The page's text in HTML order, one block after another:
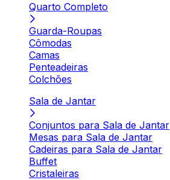
Quarto Completo
Guarda-Roupas
Cômodas
Camas
Penteadeiras
Colchões
Sala de Jantar
Conjuntos para Sala de Jantar
Mesas para Sala de Jantar
Cadeiras para Sala de Jantar
Buffet
Cristaleiras